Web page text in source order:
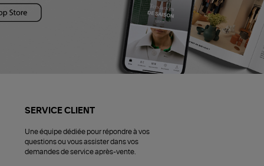
SERVICE CLIENT
Une équipe dédiée pour répondre à vos
questions ou vous assister dans vos
demandes de service après-vente.